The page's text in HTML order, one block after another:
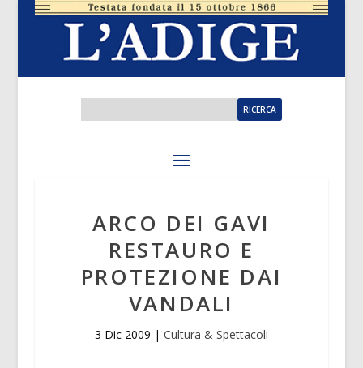
ARCO DEI GAVI
RESTAURO E
PROTEZIONE DAI
VANDALI
3 Dic 2009 | Cultura & Spettacoli